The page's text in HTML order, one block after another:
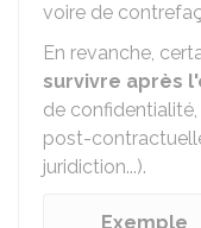
voire de
En revanche,
survivre après
de
post-
juridiction...).
Exemple